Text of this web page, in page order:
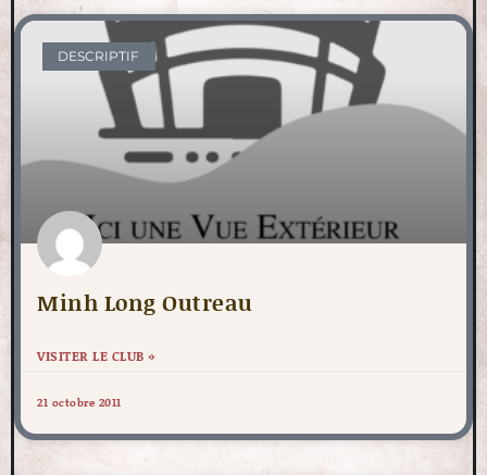
DESCRIPTIF
Minh Long Outreau
VISITER LE CLUB »
21 octobre 2011